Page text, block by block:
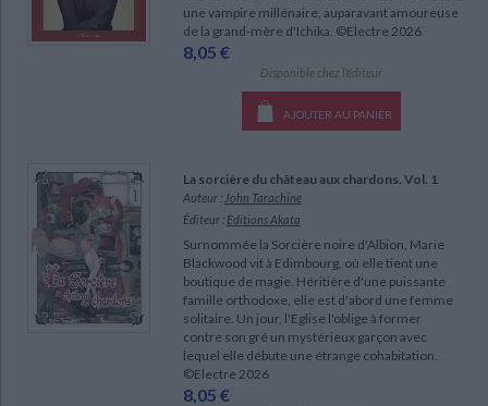
une vampire millénaire, auparavant amoureuse
de la grand-mère d'Ichika. ©Electre 2026
8,05 €
Disponible chez l'éditeur
AJOUTER AU PANIER
La sorcière du château aux chardons. Vol. 1
Auteur : John Tarachine
Éditeur : Editions Akata
Surnommée la Sorcière noire d'Albion, Marie
Blackwood vit à Edimbourg, où elle tient une
boutique de magie. Héritière d'une puissante
famille orthodoxe, elle est d'abord une femme
solitaire. Un jour, l'Eglise l'oblige à former
contre son gré un mystérieux garçon avec
lequel elle débute une étrange cohabitation.
©Electre 2026
8,05 €